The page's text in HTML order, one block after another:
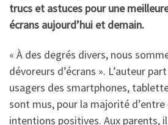
trucs et astuces pour une
écrans aujourd’hui et demain.
« À des degrés divers, nous
dévoreurs d’écrans ». L’auteur
usagers des smartphones,
sont mus, pour la majorité d’entre
intentions positives. Aux parents,